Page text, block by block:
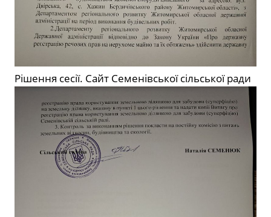
Рішення сесії. Сайт Семенівської сільської ради